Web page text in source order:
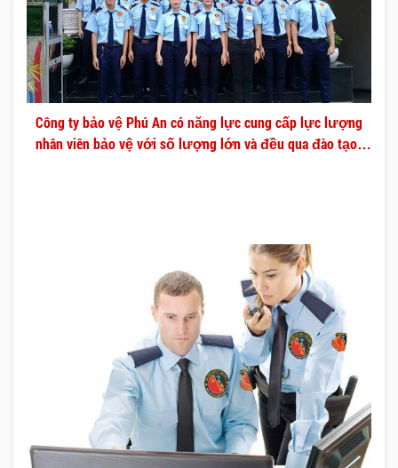
Công ty bảo vệ Phú An có năng lực cung cấp lực lượng
nhân viên bảo vệ với số lượng lớn và đều qua đào tạo